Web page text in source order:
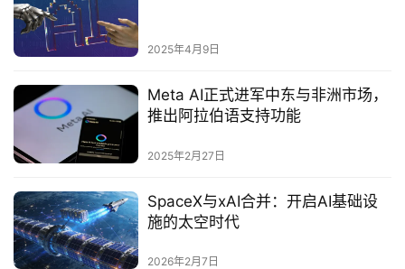
2025年4月9日
Meta AI正式进军中东与非洲市场，
推出阿拉伯语支持功能
2025年2月27日
SpaceX与xAI合并：开启AI基础设
施的太空时代
2026年2月7日